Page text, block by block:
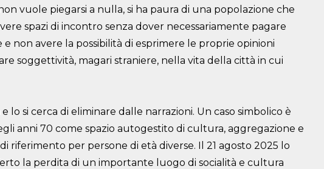
vuole piegarsi a nulla, si ha paura di una popolazione che
spazi di incontro senza dover necessariamente pagare
e non avere la possibilità di esprimere le proprie opinioni
soggettività, magari straniere, nella vita della città in cui
lo si cerca di eliminare dalle narrazioni. Un caso simbolico è
anni 70 come spazio autogestito di cultura, aggregazione e
riferimento per persone di età diverse. Il 21 agosto 2025 lo
la perdita di un importante luogo di socialità e cultura